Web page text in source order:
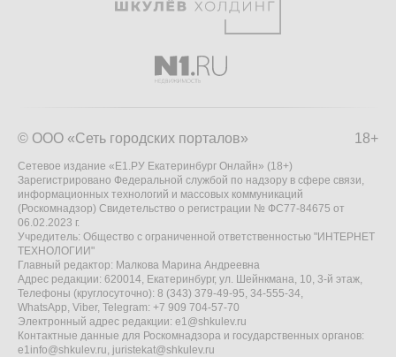
18+
© ООО «Сеть городских порталов»
Сетевое издание «Е1.РУ Екатеринбург Онлайн» (18+)
Зарегистрировано Федеральной службой по надзору в сфере связи,
информационных технологий и массовых коммуникаций
(Роскомнадзор) Свидетельство о регистрации № ФС77-84675 от
06.02.2023 г.
Учредитель: Общество с ограниченной ответственностью "ИНТЕРНЕТ
ТЕХНОЛОГИИ"
Главный редактор: Малкова Марина Андреевна
Адрес редакции: 620014, Екатеринбург, ул. Шейнкмана, 10, 3-й этаж,
Телефоны (круглосуточно): 8 (343) 379-49-95, 34-555-34,
WhatsApp, Viber, Telegram: +7 909 704-57-70
Электронный адрес редакции: e1@shkulev.ru
Контактные данные для Роскомнадзора и государственных органов:
e1info@shkulev.ru, juristekat@shkulev.ru